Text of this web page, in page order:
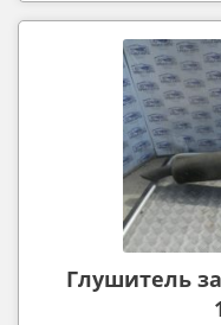
Глушитель